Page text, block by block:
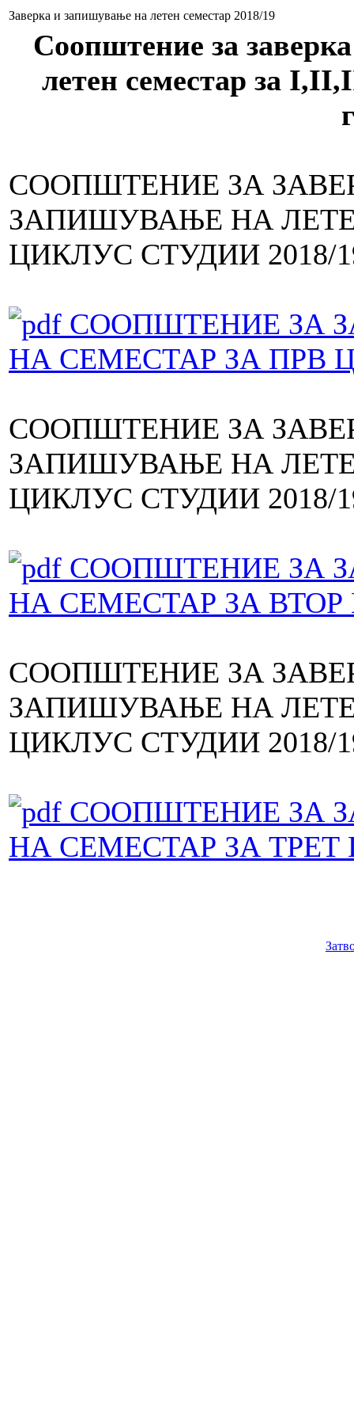
Заверка и запишување на летен семестар 2018/19
Соопштение за
летен семестар за
СООПШТЕНИЕ ЗА
ЗАПИШУВАЊЕ НА
ЦИКЛУС СТУДИИ 2018/
СООПШТЕНИЕ ЗА
НА СЕМЕСТАР ЗА ПРВ
СООПШТЕНИЕ ЗА
ЗАПИШУВАЊЕ НА
ЦИКЛУС СТУДИИ 2018/
СООПШТЕНИЕ ЗА
НА СЕМЕСТАР ЗА
СООПШТЕНИЕ ЗА
ЗАПИШУВАЊЕ НА
ЦИКЛУС СТУДИИ 2018/
СООПШТЕНИЕ ЗА
НА СЕМЕСТАР ЗА